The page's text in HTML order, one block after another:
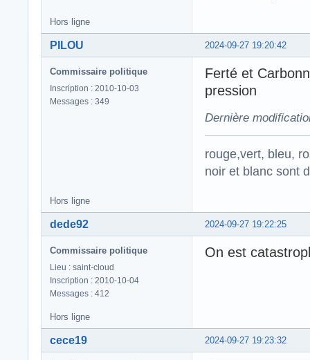
Hors ligne
2024-09-27 19:20:42
PILOU
Commissaire politique
Inscription : 2010-10-03
Messages : 349
Ferté et
pression
Dernière
rouge,vert, bleu,
noir et blanc sont
Hors ligne
2024-09-27 19:22:25
dede92
Commissaire politique
Lieu : saint-cloud
Inscription : 2010-10-04
Messages : 412
On est
Hors ligne
2024-09-27 19:23:32
cece19